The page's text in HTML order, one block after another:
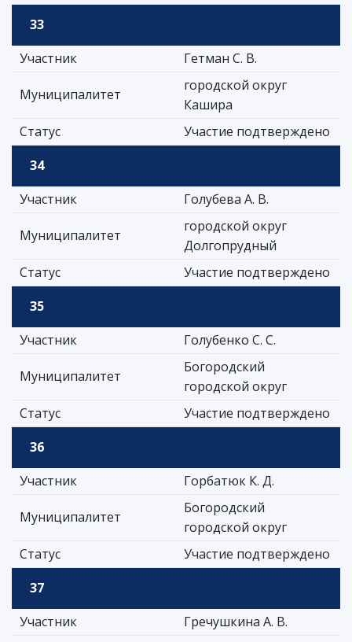
33
Участник
Гетман С. В.
Муниципалитет
городской округ
Кашира
Статус
Участие подтверждено
34
Участник
Голубева А. В.
Муниципалитет
городской округ
Долгопрудный
Статус
Участие подтверждено
35
Участник
Голубенко С. С.
Муниципалитет
Богородский
городской округ
Статус
Участие подтверждено
36
Участник
Горбатюк К. Д.
Муниципалитет
Богородский
городской округ
Статус
Участие подтверждено
37
Участник
Гречушкина А. В.